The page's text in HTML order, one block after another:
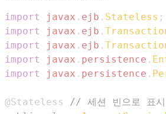
import javax . ejb . Stateless ;
import
javax . ejb .
import
javax . ejb .
import
javax . persistence .
import
javax . persistence .
@Stateless
// 세션 빈으로 표시